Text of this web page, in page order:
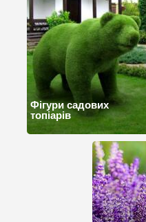
Фігури садових
топіарів